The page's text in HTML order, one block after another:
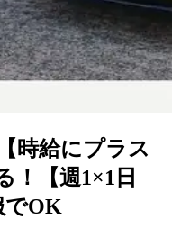
時給にプラス
！【週1×1日
でOK